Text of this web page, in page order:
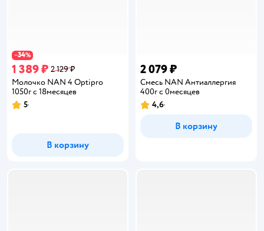
−34%
1 389 ₽ 2 129 ₽
Молочко NAN 4 Optipro
1050г с 18месяцев
Рейтинг:
5
В корзину
2 079 ₽
Смесь NAN Антиаллергия
400г с 0месяцев
Рейтинг:
4,6
В корзину